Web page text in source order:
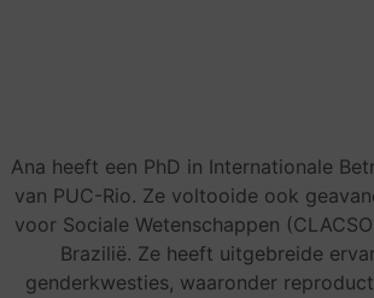
Ana heeft een PhD in Internationale
van PUC-Rio. Ze voltooide ook
voor Sociale Wetenschappen
Brazilië. Ze heeft uitgebreide
genderkwesties, waaronder